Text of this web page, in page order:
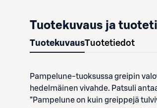
Tuotekuvaus ja
TuotekuvausTuotetiedot
Pampelune-tuoksussa greipin
hedelmäinen vivahde. Patsuli
”Pampelune on kuin greippejä